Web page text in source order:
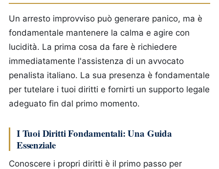
Un arresto improvviso può generare panico, ma è
fondamentale mantenere la calma e agire con
lucidità. La prima cosa da fare è richiedere
immediatamente l'assistenza di un avvocato
penalista italiano. La sua presenza è fondamentale
per tutelare i tuoi diritti e fornirti un supporto legale
adeguato fin dal primo momento.
I Tuoi Diritti Fondamentali: Una Guida
Essenziale
Conoscere i propri diritti è il primo passo per